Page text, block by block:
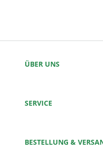
ÜBER UNS
SERVICE
BESTELLUNG &